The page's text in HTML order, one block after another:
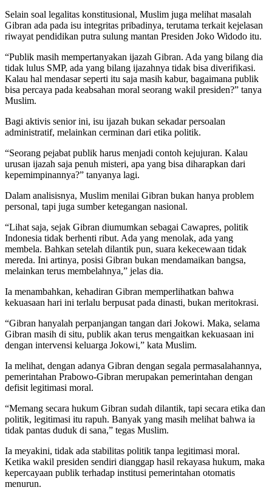
Selain soal legalitas konstitusional, Muslim juga melihat masalah
Gibran ada pada isu integritas pribadinya, terutama terkait kejelasan
riwayat pendidikan putra sulung mantan Presiden Joko Widodo itu.
“Publik masih mempertanyakan ijazah Gibran. Ada yang bilang dia
tidak lulus SMP, ada yang bilang ijazahnya tidak bisa diverifikasi.
Kalau hal mendasar seperti itu saja masih kabur, bagaimana publik
bisa percaya pada keabsahan moral seorang wakil presiden?” tanya
Muslim.
Bagi aktivis senior ini, isu ijazah bukan sekadar persoalan
administratif, melainkan cerminan dari etika politik.
“Seorang pejabat publik harus menjadi contoh kejujuran. Kalau
urusan ijazah saja penuh misteri, apa yang bisa diharapkan dari
kepemimpinannya?” tanyanya lagi.
Dalam analisisnya, Muslim menilai Gibran bukan hanya problem
personal, tapi juga sumber ketegangan nasional.
“Lihat saja, sejak Gibran diumumkan sebagai Cawapres, politik
Indonesia tidak berhenti ribut. Ada yang menolak, ada yang
membela. Bahkan setelah dilantik pun, suara kekecewaan tidak
mereda. Ini artinya, posisi Gibran bukan mendamaikan bangsa,
melainkan terus membelahnya,” jelas dia.
Ia menambahkan, kehadiran Gibran memperlihatkan bahwa
kekuasaan hari ini terlalu berpusat pada dinasti, bukan meritokrasi.
“Gibran hanyalah perpanjangan tangan dari Jokowi. Maka, selama
Gibran masih di situ, publik akan terus mengaitkan kekuasaan ini
dengan intervensi keluarga Jokowi,” kata Muslim.
Ia melihat, dengan adanya Gibran dengan segala permasalahannya,
pemerintahan Prabowo-Gibran merupakan pemerintahan dengan
defisit legitimasi moral.
“Memang secara hukum Gibran sudah dilantik, tapi secara etika dan
politik, legitimasi itu rapuh. Banyak yang masih melihat bahwa ia
tidak pantas duduk di sana,” tegas Muslim.
Ia meyakini, tidak ada stabilitas politik tanpa legitimasi moral.
Ketika wakil presiden sendiri dianggap hasil rekayasa hukum, maka
kepercayaan publik terhadap institusi pemerintahan otomatis
menurun.